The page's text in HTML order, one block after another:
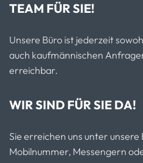
TEAM FÜR SIE!
Unsere Büro ist jederzeit
auch kaufmännischen
erreichbar.
WIR SIND FÜR SIE DA!
Sie erreichen uns unter
Mobilnummer, Messengern